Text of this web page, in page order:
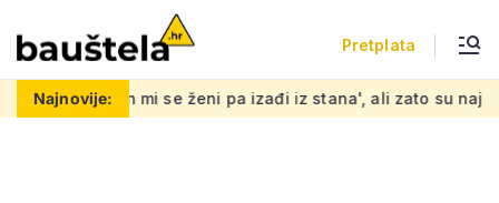
Pretplata
Najnovije:
ženi pa izađi iz stana', ali zato su najmoprimci s djecom u